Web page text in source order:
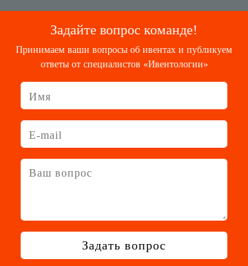
Задайте вопрос команде!
Принимаем ваши вопросы об ивентах и публикуем
ответы от специалистов «Ивентологии»
Задать вопрос